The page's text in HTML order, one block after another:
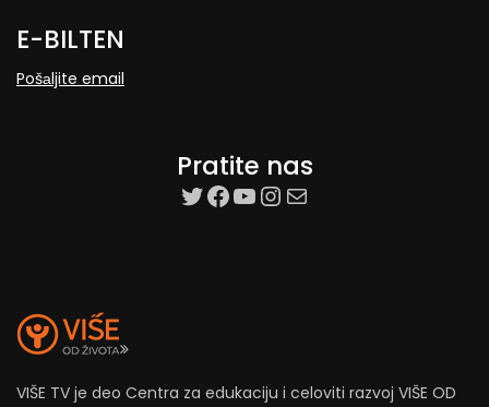
E-BILTEN
Pošаljite email
Pratite nas
target=”_blank”
Facebook
YouTube
Instagram
Mail
VIŠE TV je deo Centra za edukaciju i celoviti razvoj VIŠE OD